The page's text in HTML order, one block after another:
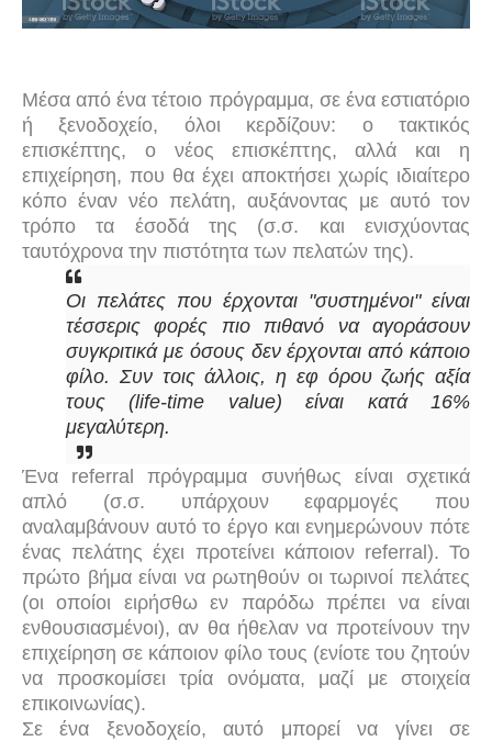
Μέσα από ένα τέτοιο πρόγραμμα, σε ένα εστιατόριο
ή ξενοδοχείο, όλοι κερδίζουν: ο τακτικός
επισκέπτης, ο νέος επισκέπτης, αλλά και η
επιχείρηση, που θα έχει αποκτήσει χωρίς ιδιαίτερο
κόπο έναν νέο πελάτη, αυξάνοντας με αυτό τον
τρόπο τα έσοδά της (σ.σ. και ενισχύοντας
ταυτόχρονα την πιστότητα των πελατών της).
Οι πελάτες που έρχονται "συστημένοι" είναι
τέσσερις φορές πιο πιθανό να αγοράσουν
συγκριτικά με όσους δεν έρχονται από κάποιο
φίλο. Συν τοις άλλοις, η εφ όρου ζωής αξία
τους (life-time value) είναι κατά 16%
μεγαλύτερη.
Ένα referral
πρόγραμμα συνήθως είναι σχετικά
απλό (σ.σ. υπάρχουν εφαρμογές που
αναλαμβάνουν αυτό το έργο και ενημερώνουν πότε
ένας πελάτης έχει προτείνει κάποιον referral ). Το
πρώτο βήμα είναι να ρωτηθούν οι τωρινοί πελάτες
(οι οποίοι ειρήσθω εν παρόδω πρέπει να είναι
ενθουσιασμένοι), αν θα ήθελαν να προτείνουν την
επιχείρηση σε κάποιον φίλο τους (ενίοτε του ζητούν
να προσκομίσει τρία ονόματα, μαζί με στοιχεία
επικοινωνίας).
Σε ένα ξενοδοχείο, αυτό μπορεί να γίνει σε